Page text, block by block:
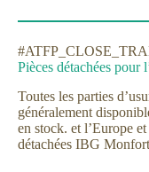
Pièces détachées pour
Toutes les parties
généralement
en stock. et l’Europe
détachées IBG